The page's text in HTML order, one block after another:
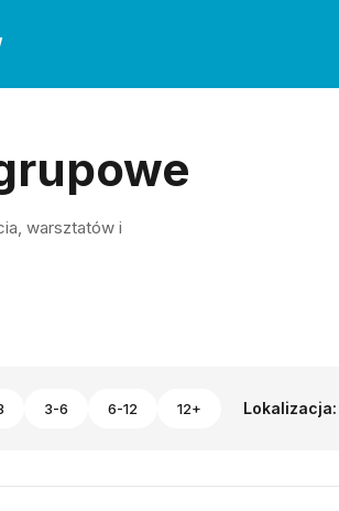
warsztatów i
3-6 6-12 12+ Lokalizacja: